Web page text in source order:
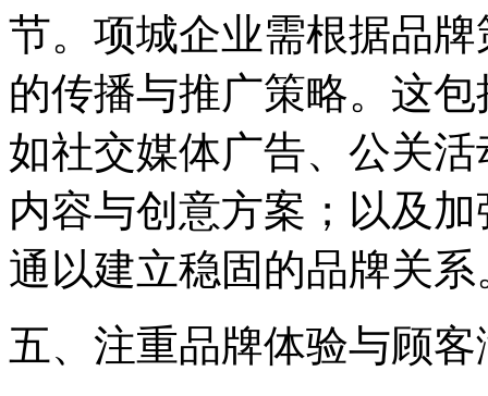
节。项城企业需根据品
的传播与推广策略。这
如社交媒体广告、公关
内容与创意方案；以及
通以建立稳固的品牌关系
五、注重品牌体验与顾客